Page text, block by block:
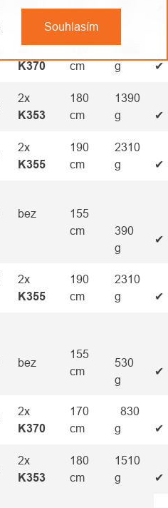
Souhlasím
cm
2x
K370
170
cm
690
g
✔
2x
K353
180
cm
1390
g
✔
2x
K355
190
cm
2310
g
✔
bez
155
cm
390
g
✔
2x
K355
190
cm
2310
g
✔
bez
155
cm
530
g
✔
2x
K370
170
cm
830
g
✔
2x
K353
180
cm
1510
g
✔